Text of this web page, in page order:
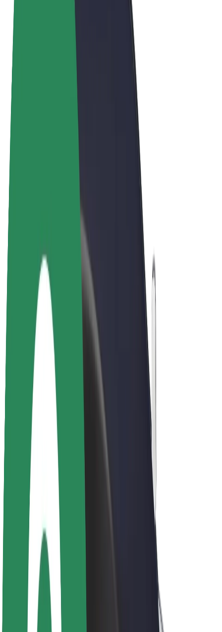
Ingresos de conductor/a
Repartidores
Ingresos de repartidor
Comercios de Bolt Food
Flotas
Franquicias
Empresa
Trabajá con nosotros
Acerca de Bolt
Sostenibilidad en Bolt
Project Zero
Blog
Sala de prensa
Directrices de la marca
Misión
Relación con inversores
Liderazgo
Marca
Medios
Fondo Urbano
Seguridad
Seguridad para usuarios